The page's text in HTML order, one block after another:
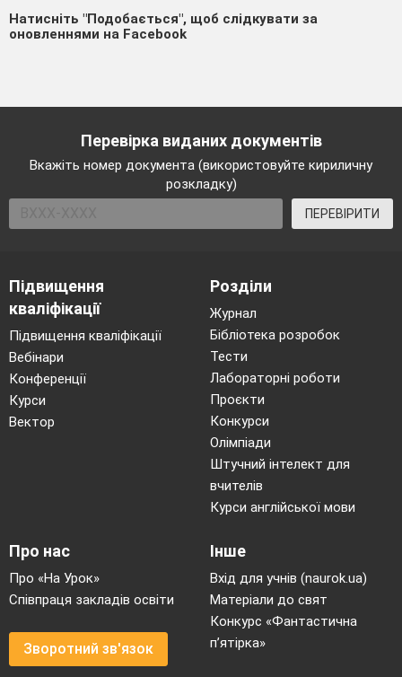
Натисніть "Подобається", щоб слідкувати за
оновленнями на Facebook
Перевірка виданих документів
Вкажіть номер документа (використовуйте кириличну
розкладку)
ПЕРЕВІРИТИ
Підвищення
кваліфікації
Підвищення кваліфікації
Вебінари
Конференції
Курси
Вектор
Розділи
Журнал
Бібліотека розробок
Тести
Лабораторні роботи
Проєкти
Конкурси
Олімпіади
Штучний інтелект для
вчителів
Курси англійської мови
Про нас
Про «На Урок»
Співпраця закладів освіти
Зворотний зв'язок
Інше
Вхід для учнів (naurok.ua)
Матеріали до свят
Конкурс «Фантастична
п’ятірка»